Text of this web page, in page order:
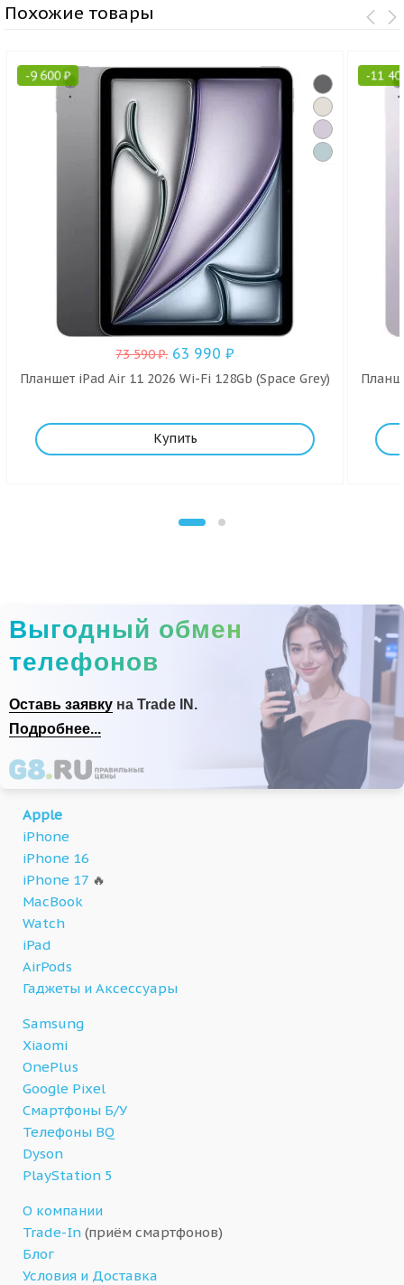
Похожие товары
-9 600₽
73 590₽. 63 990 ₽
Планшет iPad Air 11 2026 Wi-Fi 128Gb (Space Grey)
Купить
-11
Выгодный обмен
телефонов
Оставь заявку на Trade IN.
Подробнее...
Apple
iPhone
iPhone 16
iPhone 17 🔥
MacBook
Watch
iPad
AirPods
Гаджеты и Аксессуары
Samsung
Xiaomi
OnePlus
Google Pixel
Смартфоны Б/У
Телефоны BQ
Dyson
PlayStation 5
О компании
Trade-In (приём смартфонов)
Блог
Условия и Доставка